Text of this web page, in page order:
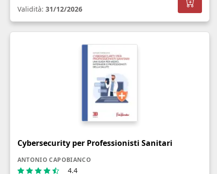
Validità: 31/12/2026
Cybersecurity per Professionisti Sanitari
ANTONIO CAPOBIANCO
4.4